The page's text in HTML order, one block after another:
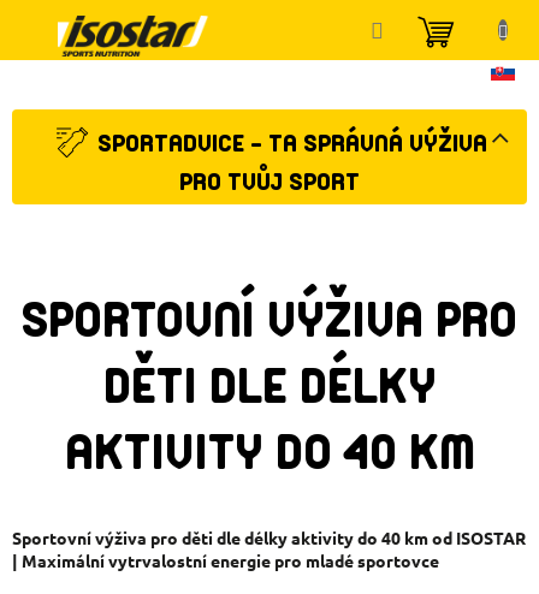
obsah
KOŠÍK
SPORTADVICE - TA SPRÁVNÁ VÝŽIVA
PRO TVŮJ SPORT
SPORTOVNÍ VÝŽIVA PRO
DĚTI DLE DÉLKY
AKTIVITY DO 40 KM
Sportovní výživa pro děti dle délky aktivity do 40 km od ISOSTAR
| Maximální vytrvalostní energie pro mladé sportovce